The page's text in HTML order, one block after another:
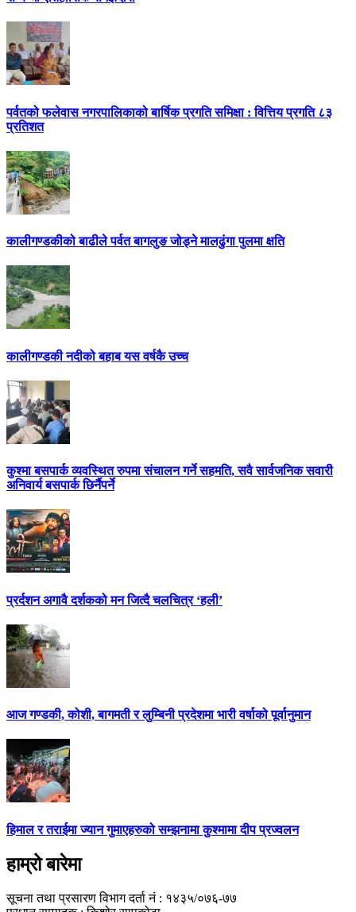
पर्वतको फलेवास नगरपालिकाको बार्षिक प्रगति समिक्षा : वित्तिय प्रगति ८३
प्रतिशत
कालीगण्डकीको बाढीले पर्वत बागलुङ जोड्ने मालढुंगा पुलमा क्षति
कालीगण्डकी नदीको बहाब यस वर्षकै उच्च
कुश्मा बसपार्क व्यवस्थित रुपमा संचालन गर्ने सहमति, सवै सार्वजनिक सवारी
अनिवार्य बसपार्क छिर्नैपर्ने
प्रर्दशन अगावै दर्शकको मन जित्दै चलचित्र ‘हली’
आज गण्डकी, कोशी, बागमती र लुम्बिनी प्रदेशमा भारी वर्षाको पूर्वानुमान
हिमाल र तराईमा ज्यान गुमाएहरुको सम्झनामा कुश्मामा दीप प्रज्वलन
हाम्रो बारेमा
सूचना तथा प्रसारण विभाग दर्ता नं : १४३५/०७६-७७